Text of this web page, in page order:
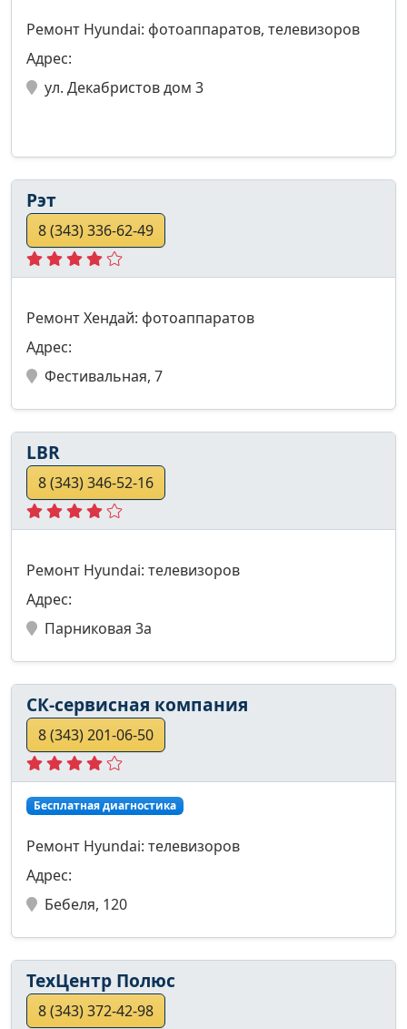
Ремонт Hyundai: фотоаппаратов, телевизоров
Адрес:
ул. Декабристов дом 3
Рэт
8 (343) 336-62-49
Ремонт Хендай: фотоаппаратов
Адрес:
Фестивальная, 7
LBR
8 (343) 346-52-16
Ремонт Hyundai: телевизоров
Адрес:
Парниковая 3а
СК-сервисная компания
8 (343) 201-06-50
Бесплатная диагностика
Ремонт Hyundai: телевизоров
Адрес:
Бебеля, 120
TeхЦентр Полюс
8 (343) 372-42-98